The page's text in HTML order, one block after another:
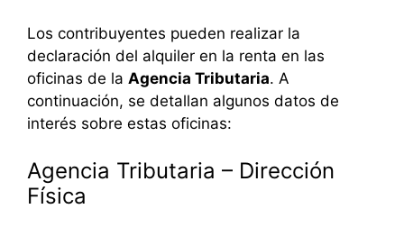
Los contribuyentes pueden realizar la
declaración del alquiler en la renta en las
oficinas de la Agencia Tributaria. A
continuación, se detallan algunos datos de
interés sobre estas oficinas:
Agencia Tributaria – Dirección
Física